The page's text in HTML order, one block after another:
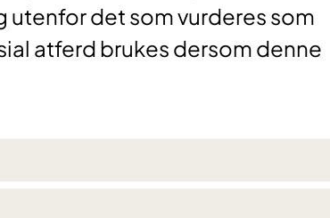
det som vurderes som
atferd brukes dersom denne